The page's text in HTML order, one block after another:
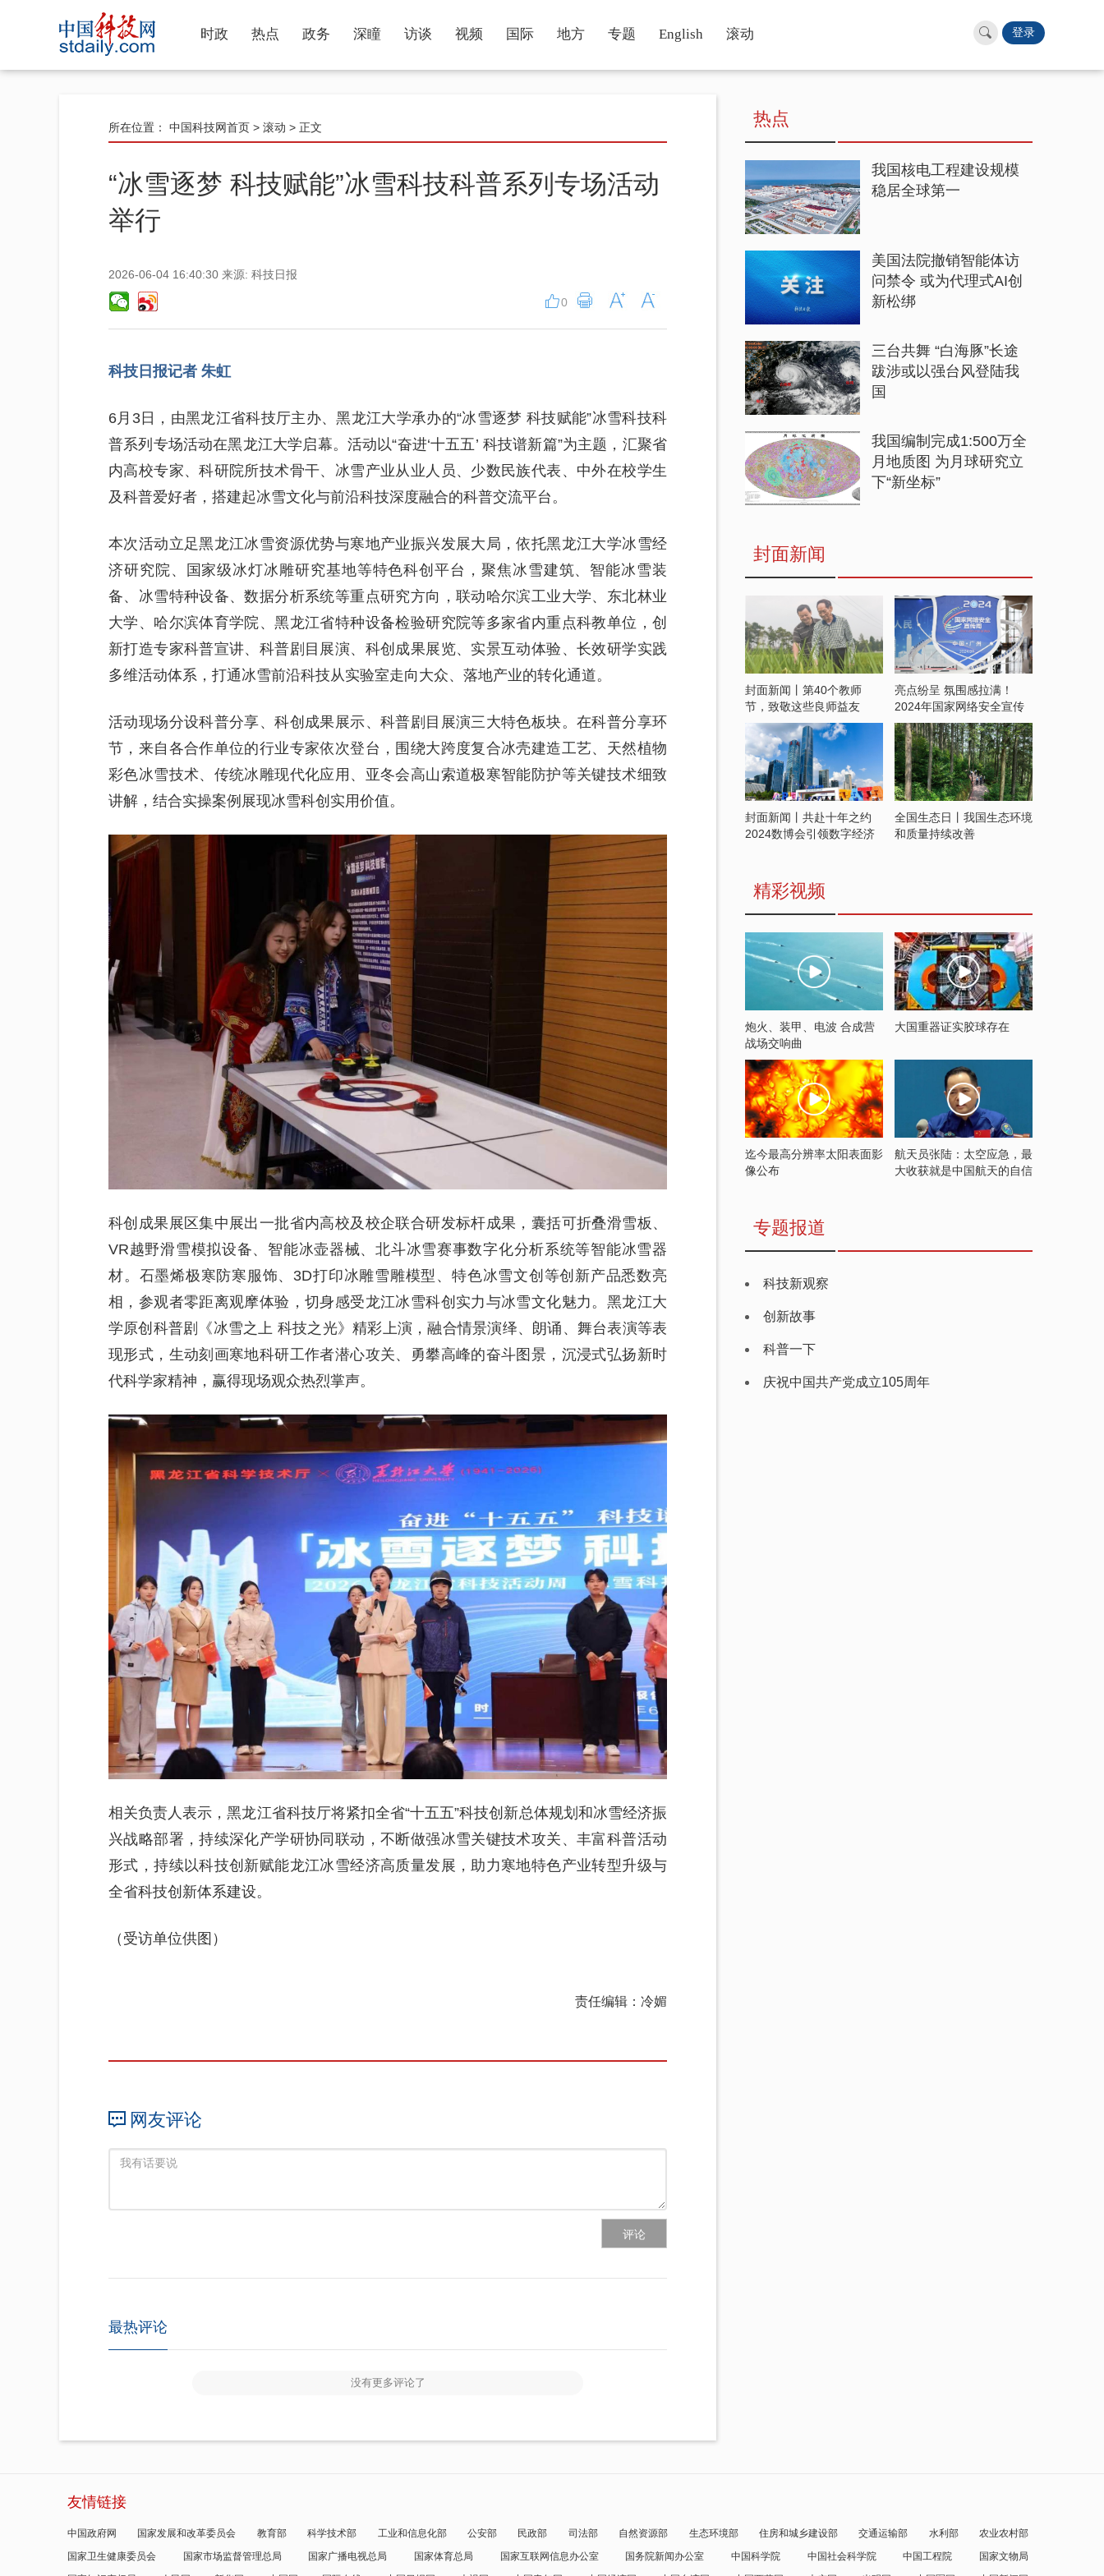
时政 热点 政务 深瞳 访谈 视频 国际 地方 专题 English 滚动 登录
所在位置： 中国科技网首页 > 滚动 > 正文
“冰雪逐梦 科技赋能”冰雪科技科普系列专场活动
举行
2026-06-04 16:40:30 来源: 科技日报
0
科技日报记者 朱虹
6月3日，由黑龙江省科技厅主办、黑龙江大学承办的“冰雪逐梦 科技赋能”冰雪科技科
普系列专场活动在黑龙江大学启幕。活动以“奋进‘十五五’ 科技谱新篇”为主题，汇聚省
内高校专家、科研院所技术骨干、冰雪产业从业人员、少数民族代表、中外在校学生
及科普爱好者，搭建起冰雪文化与前沿科技深度融合的科普交流平台。
本次活动立足黑龙江冰雪资源优势与寒地产业振兴发展大局，依托黑龙江大学冰雪经
济研究院、国家级冰灯冰雕研究基地等特色科创平台，聚焦冰雪建筑、智能冰雪装
备、冰雪特种设备、数据分析系统等重点研究方向，联动哈尔滨工业大学、东北林业
大学、哈尔滨体育学院、黑龙江省特种设备检验研究院等多家省内重点科教单位，创
新打造专家科普宣讲、科普剧目展演、科创成果展览、实景互动体验、长效研学实践
多维活动体系，打通冰雪前沿科技从实验室走向大众、落地产业的转化通道。
活动现场分设科普分享、科创成果展示、科普剧目展演三大特色板块。在科普分享环
节，来自各合作单位的行业专家依次登台，围绕大跨度复合冰壳建造工艺、天然植物
彩色冰雪技术、传统冰雕现代化应用、亚冬会高山索道极寒智能防护等关键技术细致
讲解，结合实操案例展现冰雪科创实用价值。
科创成果展区集中展出一批省内高校及校企联合研发标杆成果，囊括可折叠滑雪板、
VR越野滑雪模拟设备、智能冰壶器械、北斗冰雪赛事数字化分析系统等智能冰雪器
材。石墨烯极寒防寒服饰、3D打印冰雕雪雕模型、特色冰雪文创等创新产品悉数亮
相，参观者零距离观摩体验，切身感受龙江冰雪科创实力与冰雪文化魅力。黑龙江大
学原创科普剧《冰雪之上 科技之光》精彩上演，融合情景演绎、朗诵、舞台表演等表
现形式，生动刻画寒地科研工作者潜心攻关、勇攀高峰的奋斗图景，沉浸式弘扬新时
代科学家精神，赢得现场观众热烈掌声。
相关负责人表示，黑龙江省科技厅将紧扣全省“十五五”科技创新总体规划和冰雪经济振
兴战略部署，持续深化产学研协同联动，不断做强冰雪关键技术攻关、丰富科普活动
形式，持续以科技创新赋能龙江冰雪经济高质量发展，助力寒地特色产业转型升级与
全省科技创新体系建设。
（受访单位供图）
责任编辑：冷媚
网友评论
评论
最热评论
没有更多评论了
热点
我国核电工程建设规模
稳居全球第一
美国法院撤销智能体访
问禁令 或为代理式AI创
新松绑
三台共舞 “白海豚”长途
跋涉或以强台风登陆我
国
我国编制完成1:500万全
月地质图 为月球研究立
下“新坐标”
封面新闻
封面新闻丨第40个教师
节，致敬这些良师益友
亮点纷呈 氛围感拉满！
2024年国家网络安全宣传
周开启
封面新闻丨共赴十年之约
2024数博会引领数字经济
全国生态日丨我国生态环境
和质量持续改善
精彩视频
炮火、装甲、电波 合成营
战场交响曲
大国重器证实胶球存在
迄今最高分辨率太阳表面影
像公布
航天员张陆：太空应急，最
大收获就是中国航天的自信
专题报道
科技新观察
创新故事
科普一下
庆祝中国共产党成立105周年
友情链接
中国政府网 国家发展和改革委员会 教育部 科学技术部 工业和信息化部 公安部 民政部 司法部 自然资源部 生态环境部 住房和城乡建设部 交通运输部 水利部
农业农村部
国家卫生健康委员会
国家市场监督管理总局 国家广播电视总局 国家体育总局 国家互联网信息办公室 国务院新闻办公室 中国科学院 中国社会科学院 中国工程院
国家文物局